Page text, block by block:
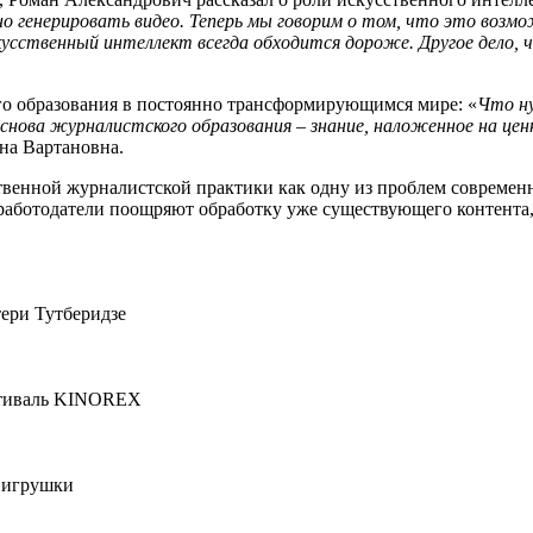
видео. Теперь мы говорим о том, что это
интеллект всегда обходится дороже. Другое
образования в постоянно трансформирующимся мире: «Что
журналистского образования – знание, наложенное на
Вартановна.
журналистской практики как одну из проблем
поощряют обработку уже существующего
Тутберидзе
KINOREX
игрушки